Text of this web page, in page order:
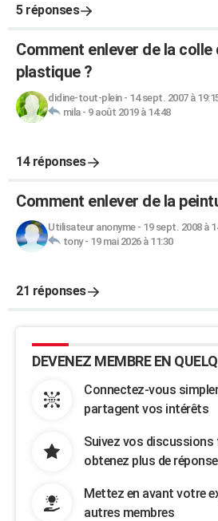
5 réponses
Comment enlever de la
plastique ?
didine-tout-plein- 14 sept. 2007 à
mila- 9 août 2019 à 14:48
14 réponses
Comment enlever de la
Utilisateur anonyme- 19 sept. 2008 à
tony- 19 mai 2026 à 11:30
21 réponses
DEVENEZ MEMBRE EN
Connectez-vous
partagent vos intérêts
Suivez vos
obtenez plus de
Mettez en avant votre
autres membres